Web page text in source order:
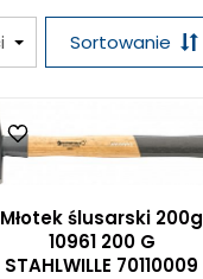
Sortowanie
Młotek ślusarski 200g
10961 200 G
STAHLWILLE 70110009